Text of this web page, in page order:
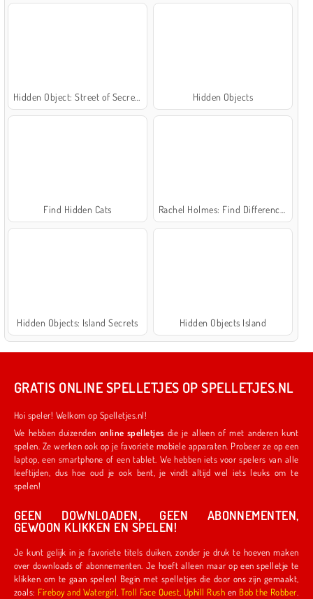
Hidden Objects
Find Hidden Cats
Hidden Objects: Island Secrets Hidden Objects Island
GRATIS ONLINE SPELLETJES OP SPELLETJES.NL
Hoi speler! Welkom op Spelletjes.nl!
We hebben duizenden online spelletjes die je alleen of met anderen kunt
spelen. Ze werken ook op je favoriete mobiele apparaten. Probeer ze op een
laptop, een smartphone of een tablet. We hebben iets voor spelers van alle
leeftijden, dus hoe oud je ook bent, je vindt altijd wel iets leuks om te
spelen!
GEEN DOWNLOADEN, GEEN ABONNEMENTEN,
GEWOON KLIKKEN EN SPELEN!
Je kunt gelijk in je favoriete titels duiken, zonder je druk te hoeven maken
over downloads of abonnementen. Je hoeft alleen maar op een spelletje te
klikken om te gaan spelen! Begin met spelletjes die door ons zijn gemaakt,
zoals:
Fireboy and Watergirl ,Troll Face Quest Uphill Rush en Bob the Robber